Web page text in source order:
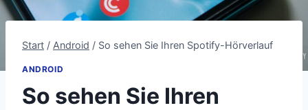
Start / Android / So sehen Sie Ihren Spotify-Hörverlauf
ANDROID
So sehen Sie Ihren